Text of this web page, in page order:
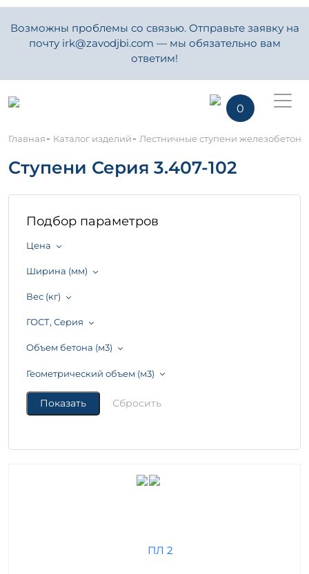
Возможны проблемы со связью. Отправьте заявку на
почту irk@zavodjbi.com — мы обязательно вам
ответим!
0
Главная- Каталог изделий- Лестничные ступени
Ступени Серия 3.407-102
Подбор параметров
Цена
Ширина (мм)
Вес (кг)
ГОСТ, Серия
Объем бетона (м3)
Геометрический объем (м3)